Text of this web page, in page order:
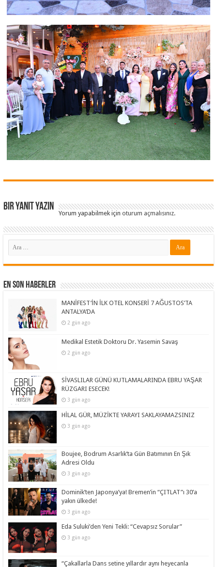
Bir yanıt yazın
Yorum yapabilmek içinoturum açmalısınız.
En Son Haberler
MANİFEST’İN İLK OTEL KONSERİ 7 AĞUSTOS’TA
ANTALYA’DA
2 gün ago
Medikal Estetik Doktoru Dr. Yasemin Savaş
2 gün ago
SİVASLILAR GÜNÜ KUTLAMALARINDA EBRU YAŞAR
RÜZGARI ESECEK!
3 gün ago
HİLAL GÜR, MÜZİKTE YARAYI SAKLAYAMAZSINIZ
3 gün ago
Boujee, Bodrum Asarlık’ta Gün Batımının En Şık
Adresi Oldu
3 gün ago
Dominik’ten Japonya’ya! Bremen’in “ÇITLAT”ı 30’a
yakın ülkede!
3 gün ago
Eda Suluki’den Yeni Tekli: “Cevapsız Sorular”
3 gün ago
“Çakallarla Dans setine yıllardır aynı heyecanla